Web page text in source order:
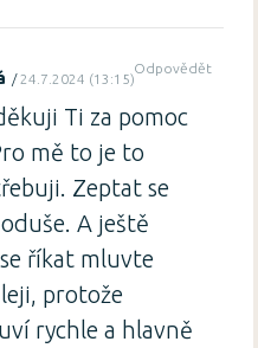
24.7.2024 (13:15)
Ti za pomoc
mě to je to
Zeptat se
A ještě
říkat mluvte
protože
rychle a hlavně
Odpovědět